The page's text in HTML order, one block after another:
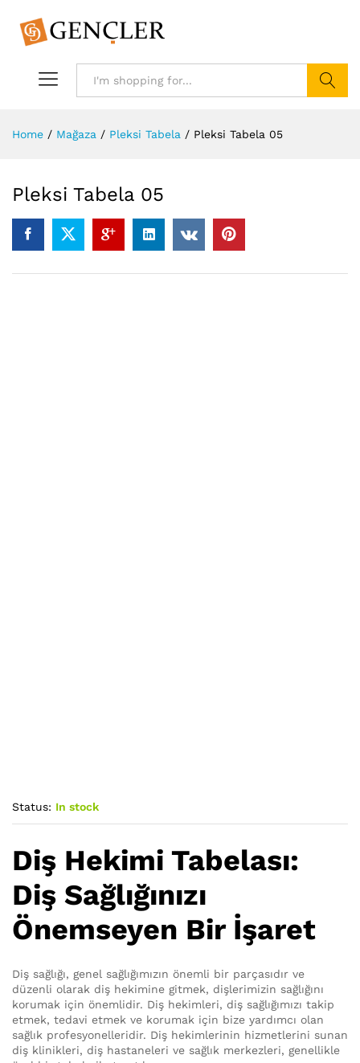
Home / Mağaza / Pleksi Tabela / Pleksi Tabela 05
Pleksi Tabela 05
Status: In stock
Diş Hekimi Tabelası:
Diş Sağlığınızı
Önemseyen Bir İşaret
Diş sağlığı, genel sağlığımızın önemli bir parçasıdır ve
düzenli olarak diş hekimine gitmek, dişlerimizin sağlığını
korumak için önemlidir. Diş hekimleri, diş sağlığımızı takip
etmek, tedavi etmek ve korumak için bize yardımcı olan
sağlık profesyonelleridir. Diş hekimlerinin hizmetlerini sunan
diş klinikleri, diş hastaneleri ve sağlık merkezleri, genellikle